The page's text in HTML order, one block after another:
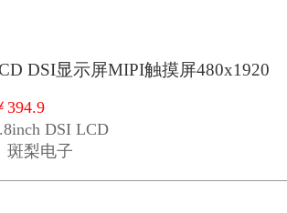
DSI显示屏MIPI触摸屏480x1920
394.9
DSI LCD
斑梨电子